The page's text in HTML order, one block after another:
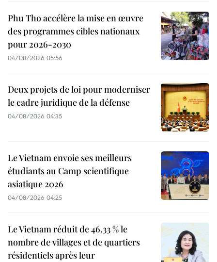
Phu Tho accélère la mise en œuvre
des programmes cibles nationaux
pour 2026-2030
04/08/2026 05:56
Deux projets de loi pour moderniser
le cadre juridique de la défense
04/08/2026 04:35
Le Vietnam envoie ses meilleurs
étudiants au Camp scientifique
asiatique 2026
04/08/2026 04:25
Le Vietnam réduit de 46,33 % le
nombre de villages et de quartiers
résidentiels après leur